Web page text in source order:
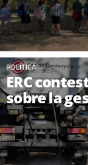
POLÍTICA
ERC
sobre la